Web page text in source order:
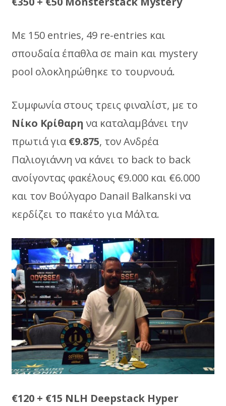
Με 150 entries, 49 re-entries και
σπουδαία έπαθλα σε main και mystery
pool ολοκληρώθηκε το τουρνουά.
Συμφωνία στους τρεις φιναλίστ, με το
Νίκο Κρίθαρη να καταλαμβάνει την
πρωτιά για €9.875, τον Ανδρέα
Παλιογιάννη να κάνει το back to back
ανοίγοντας φακέλους €9.000 και €6.000
και τον Βούλγαρο Danail Balkanski να
κερδίζει το πακέτο για Μάλτα.
€120 + €15 NLH Deepstack Hyper